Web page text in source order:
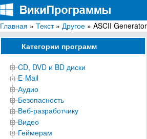
ВикиПрограммы
Энциклопедия бесплатных компьютерных
Главная » Текст» Другое » ASCII Generator
Категории программ
CD, DVD и BD диски
E-Mail
Аудио
Безопасность
Веб-разработчику
Видео
Геймерам